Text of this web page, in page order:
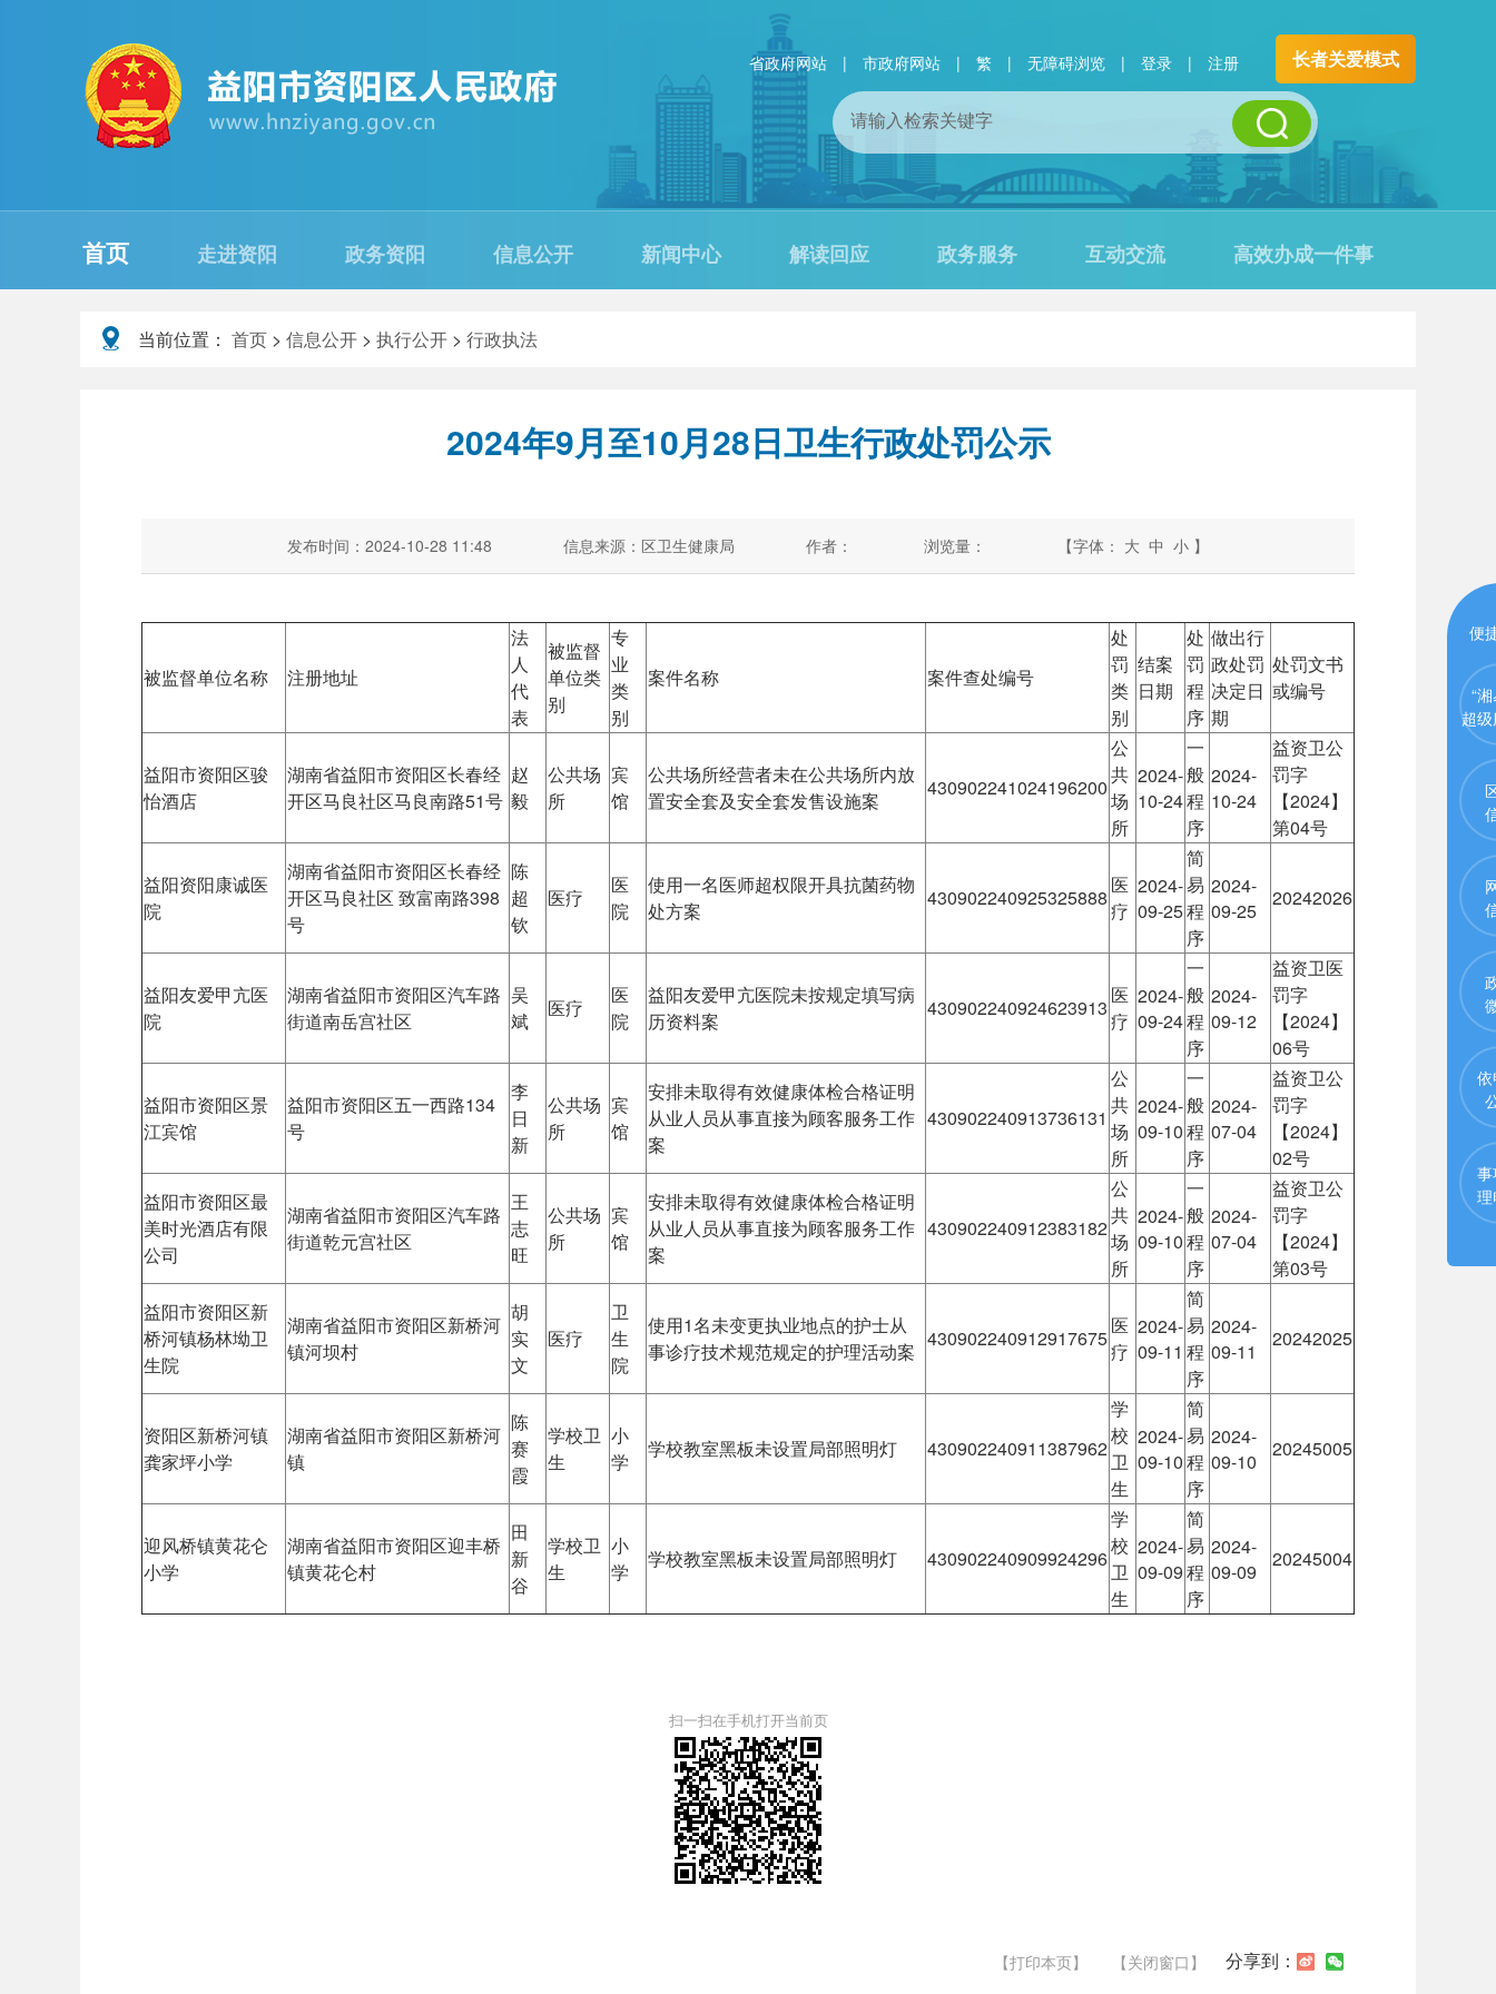
省政府网站 | 市政府网站 | 繁 | 无障碍浏览 | 登录 | 注册 长者关爱模式
首页 走进资阳 政务资阳 信息公开 新闻中心 解读回应 政务服务 互动交流 高效办成一件事
当前位置： 首页 > 信息公开 > 执行公开 > 行政执法
2024年9月至10月28日卫生行政处罚公示
发布时间：2024-10-28 11:48 信息来源：区卫生健康局 作者： 浏览量： 【字体： 大 中 小 】
被监督单位名称 注册地址
法
人
代
表
被监督
单位类
别
专
业
类
别
案件名称 案件查处编号
处
罚
类
别
结案
日期
处
罚
程
序
做出行
政处罚
决定日
期
处罚文书
或编号
益阳市资阳区骏
怡酒店
湖南省益阳市资阳区长春经
开区马良社区马良南路51号
赵
毅
公共场
所
宾
馆
公共场所经营者未在公共场所内放
置安全套及安全套发售设施案
430902241024196200
公
共
场
所
2024-
10-24
一
般
程
序
2024-
10-24
益资卫公
罚字
【2024】
第04号
益阳资阳康诚医
院
湖南省益阳市资阳区长春经
开区马良社区 致富南路398
号
陈
超
钦
医疗
医
院
使用一名医师超权限开具抗菌药物
处方案
430902240925325888
医
疗
2024-
09-25
简
易
程
序
2024-
09-25
20242026
益阳友爱甲亢医
院
湖南省益阳市资阳区汽车路
街道南岳宫社区
吴
斌
医疗
医
院
益阳友爱甲亢医院未按规定填写病
历资料案
430902240924623913
医
疗
2024-
09-24
一
般
程
序
2024-
09-12
益资卫医
罚字
【2024】
06号
益阳市资阳区景
江宾馆
益阳市资阳区五一西路134
号
李
日
新
公共场
所
宾
馆
安排未取得有效健康体检合格证明
从业人员从事直接为顾客服务工作
案
430902240913736131
公
共
场
所
2024-
09-10
一
般
程
序
2024-
07-04
益资卫公
罚字
【2024】
02号
益阳市资阳区最
美时光酒店有限
公司
湖南省益阳市资阳区汽车路
街道乾元宫社区
王
志
旺
公共场
所
宾
馆
安排未取得有效健康体检合格证明
从业人员从事直接为顾客服务工作
案
430902240912383182
公
共
场
所
2024-
09-10
一
般
程
序
2024-
07-04
益资卫公
罚字
【2024】
第03号
益阳市资阳区新
桥河镇杨林坳卫
生院
湖南省益阳市资阳区新桥河
镇河坝村
胡
实
文
医疗
卫
生
院
使用1名未变更执业地点的护士从
事诊疗技术规范规定的护理活动案
430902240912917675
医
疗
2024-
09-11
简
易
程
序
2024-
09-11
20242025
资阳区新桥河镇
龚家坪小学
湖南省益阳市资阳区新桥河
镇
陈
赛
霞
学校卫
生
小
学
学校教室黑板未设置局部照明灯 430902240911387962
学
校
卫
生
2024-
09-10
简
易
程
序
2024-
09-10
20245005
迎风桥镇黄花仑
小学
湖南省益阳市资阳区迎丰桥
镇黄花仑村
田
新
谷
学校卫
生
小
学
学校教室黑板未设置局部照明灯 430902240909924296
学
校
卫
生
2024-
09-09
简
易
程
序
2024-
09-09
20245004
扫一扫在手机打开当前页
【打印本页】 【关闭窗口】 分享到：
便
“
超